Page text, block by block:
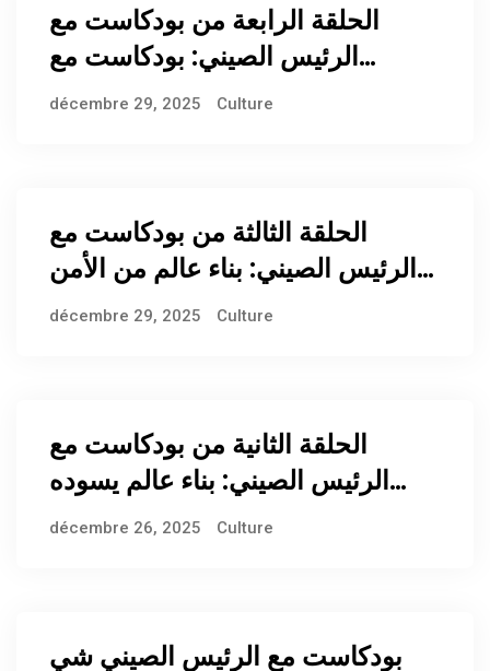
الحلقة الرابعة من بودكاست مع
الرئيس الصيني: بودكاست مع
الرئيس الصيني: بناء عالم من الرخاء
décembre 29, 2025 Culture
الحلقة الثالثة من بودكاست مع
الرئيس الصيني: بناء عالم من الأمن
المشترك للجميع من خلال الجهود
décembre 29, 2025 Culture
الحلقة الثانية من بودكاست مع
الرئيس الصيني: بناء عالم يسوده
السلام الدائم من خلال الحوار
décembre 26, 2025 Culture
بودكاست مع الرئيس الصيني شي